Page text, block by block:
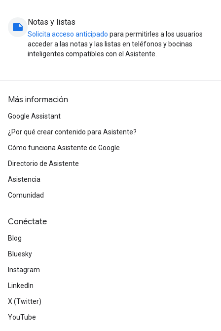
note Notas y listas
Solicita acceso anticipado para permitirles a los usuarios
acceder a las notas y las listas en teléfonos y bocinas
inteligentes compatibles con el Asistente.
Más información
Google Assistant
¿Por qué crear contenido para Asistente?
Cómo funciona Asistente de Google
Directorio de Asistente
Asistencia
Comunidad
Conéctate
Blog
Bluesky
Instagram
LinkedIn
X (Twitter)
YouTube